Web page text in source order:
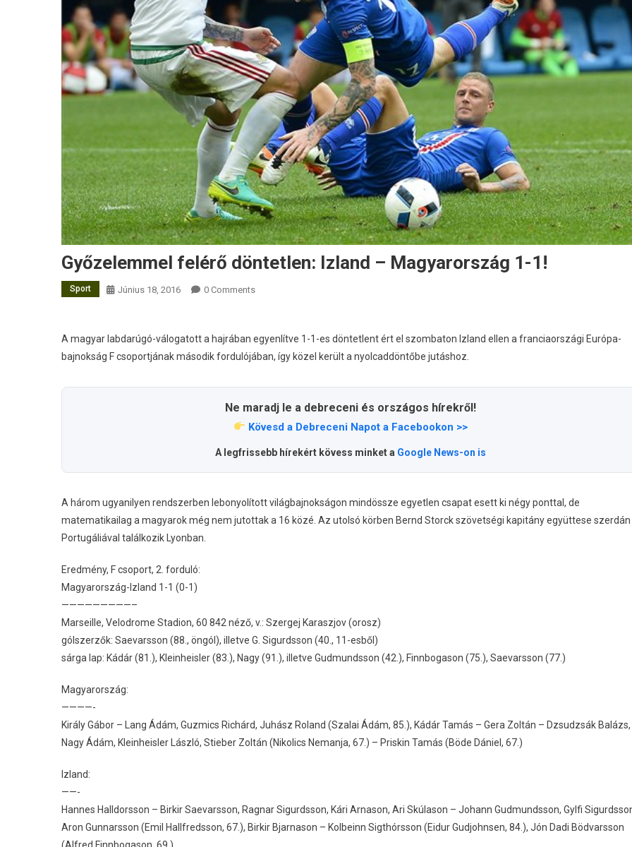
Győzelemmel felérő döntetlen: Izland – Magyarország 1-1!
Sport Június 18, 2016 0 Comments
A magyar labdarúgó-válogatott a hajrában egyenlítve 1-1-es döntetlent ért el szombaton Izland ellen a franciaországi Európa-
bajnokság F csoportjának második fordulójában, így közel került a nyolcaddöntőbe jutáshoz.
Ne maradj le a debreceni és országos hírekről!
Kövesd a Debreceni Napot a Facebookon >>
A legfrissebb hírekért kövess minket a Google News-on is
A három ugyanilyen rendszerben lebonyolított világbajnokságon mindössze egyetlen csapat esett ki négy ponttal, de
matematikailag a magyarok még nem jutottak a 16 közé. Az utolsó körben Bernd Storck szövetségi kapitány együttese szerdán
Portugáliával találkozik Lyonban.
Eredmény, F csoport, 2. forduló:
Magyarország-Izland 1-1 (0-1)
—————————–
Marseille, Velodrome Stadion, 60 842 néző, v.: Szergej Karaszjov (orosz)
gólszerzők: Saevarsson (88., öngól), illetve G. Sigurdsson (40., 11-esből)
sárga lap: Kádár (81.), Kleinheisler (83.), Nagy (91.), illetve Gudmundsson (42.), Finnbogason (75.), Saevarsson (77.)
Magyarország:
————-
Király Gábor – Lang Ádám, Guzmics Richárd, Juhász Roland (Szalai Ádám, 85.), Kádár Tamás – Gera Zoltán – Dzsudzsák Balázs,
Nagy Ádám, Kleinheisler László, Stieber Zoltán (Nikolics Nemanja, 67.) – Priskin Tamás (Böde Dániel, 67.)
Izland:
——-
Hannes Halldorsson – Birkir Saevarsson, Ragnar Sigurdsson, Kári Arnason, Ari Skúlason – Johann Gudmundsson, Gylfi
Aron Gunnarsson (Emil Hallfredsson, 67.), Birkir Bjarnason – Kolbeinn Sigthórsson (Eidur Gudjohnsen, 84.), Jón Dadi Bödvarsson
(Alfred Finnbogason, 69.)